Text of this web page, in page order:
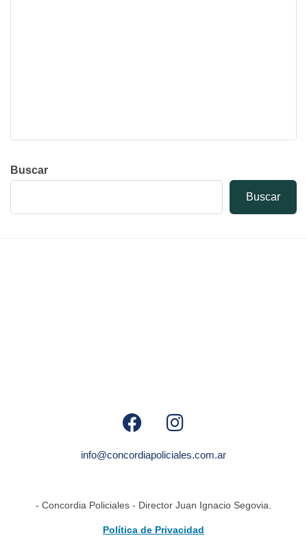
Buscar
Buscar
info@concordiapoliciales.com.ar
- Concordia Policiales - Director Juan Ignacio Segovia.
Política de Privacidad